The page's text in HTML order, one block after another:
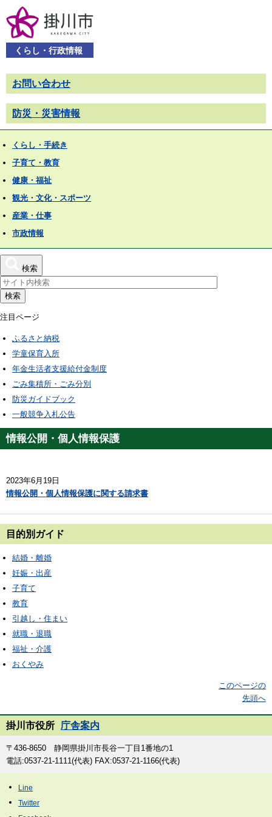
くらし・行政情報
お問い合わせ
防災・災害情報
くらし・手続き
子育て・教育
健康・福祉
観光・文化・スポーツ
産業・仕事
市政情報
検索
検索
注目ページ
ふるさと納税
学童保育入所
年金生活者支援給付金制度
ごみ集積所・ごみ分別
防災ガイドブック
一般競争入札公告
情報公開・個人情報保護
2023年6月19日
情報公開・個人情報保護に関する請求書
目的別ガイド
結婚・離婚
妊娠・出産
子育て
教育
引越し・住まい
就職・退職
福祉・介護
おくやみ
このページの
先頭へ
掛川市役所 庁舎案内
〒436-8650 静岡県掛川市長谷一丁目1番地の1
電話:0537-21-1111(代表) FAX:0537-21-1166(代表)